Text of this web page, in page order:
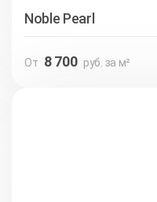
Noble Pearl
От 8 700 руб. за м²